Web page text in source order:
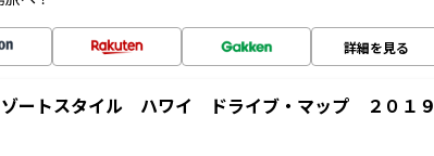
詳細を見る
ートスタイル ハワイ ドライブ・マップ ２０１９